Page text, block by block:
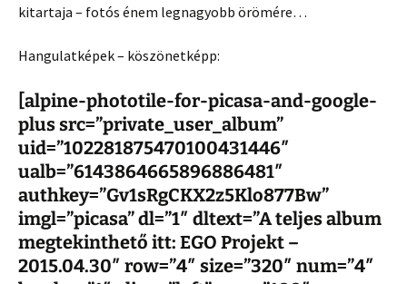
kitartaja – fotós énem legnagyobb örömére…
Hangulatképek – köszönetképp:
[alpine-phototile-for-picasa-and-google-
plus src=”private_user_album”
uid=”102281875470100431446″
ualb=”6143864665896886481″
authkey=”Gv1sRgCKX2z5Klo877Bw”
imgl=”picasa” dl=”1″ dltext=”A teljes album
megtekinthető itt: EGO Projekt –
2015.04.30″ row=”4″ size=”320″ num=”4″